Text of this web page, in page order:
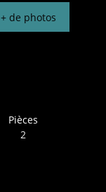
+ de photos
Pièces
2